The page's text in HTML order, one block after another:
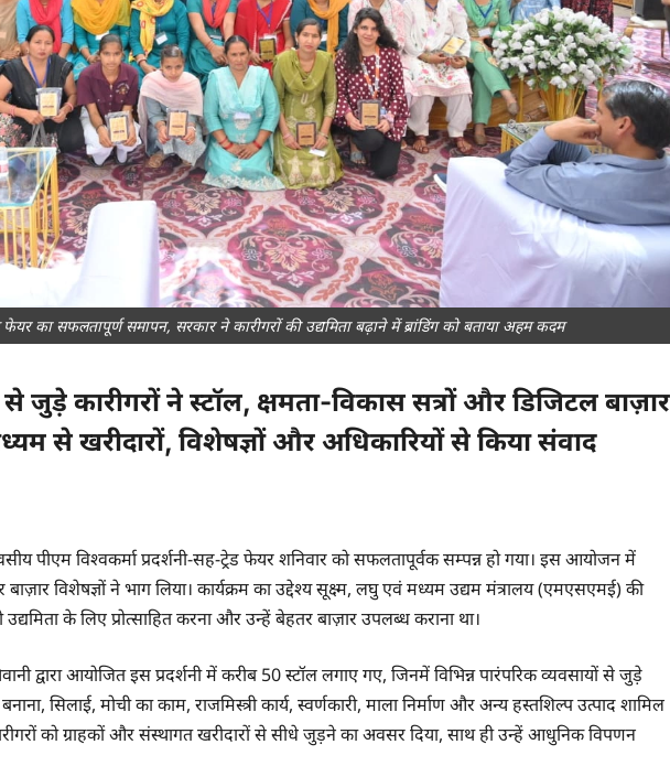
फेयर का सफलतापूर्ण समापन, सरकार ने कारीगरों की उद्यमिता बढ़ाने में ब्रांडिंग को बताया अहम कदम
से जुड़े कारीगरों ने स्टॉल, क्षमता-विकास सत्रों और डिजिटल बाज़ार
से खरीदारों, विशेषज्ञों और अधिकारियों से किया संवाद
पीएम विश्वकर्मा प्रदर्शनी-सह-ट्रेड फेयर शनिवार को सफलतापूर्वक सम्पन्न हो गया। इस आयोजन में
बाज़ार विशेषज्ञों ने भाग लिया। कार्यक्रम का उद्देश्य सूक्ष्म, लघु एवं मध्यम उद्यम मंत्रालय (एमएसएमई) की
के लिए प्रोत्साहित करना और उन्हें बेहतर बाज़ार उपलब्ध कराना था।
द्वारा आयोजित इस प्रदर्शनी में करीब 50 स्टॉल लगाए गए, जिनमें विभिन्न पारंपरिक व्यवसायों से जुड़े
सिलाई, मोची का काम, राजमिस्त्री कार्य, स्वर्णकारी, माला निर्माण और अन्य हस्तशिल्प उत्पाद शामिल
को ग्राहकों और संस्थागत खरीदारों से सीधे जुड़ने का अवसर दिया, साथ ही उन्हें आधुनिक विपणन